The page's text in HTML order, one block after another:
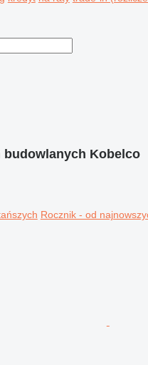
Kobelco
Rocznik - od